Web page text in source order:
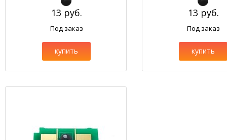
13 руб.
Под заказ
купить
13 руб.
Под заказ
купить